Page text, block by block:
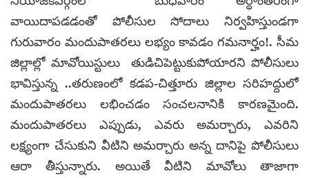
వాయిదాపడడంతో పోలీసుల సోదాలు నిర్వహిస్తుండగా
గురువారం మందుపాతరలు లభ్యం కావడం గమనార్హం!. సీమ
జిల్లాల్లో మావోయిస్టులు తుడిచిపెట్టుకుపోయారని పోలీసులు
భావిస్తున్న ..తరుణంలో కడప-చిత్తూరు జిల్లాల సరిహద్దులో
మందుపాతరలు లభించడం సంచలనానికి కారణమైంది.
మందుపాతరలు ఎప్పుడు, ఎవరు అమర్చారు, ఎవరిని
లక్ష్యంగా చేసుకుని వీటిని అమర్చారు అన్న దానిపై పోలీసులు
ఆరా తీస్తున్నారు. అయితే వీటిని మావోలు తాజాగా